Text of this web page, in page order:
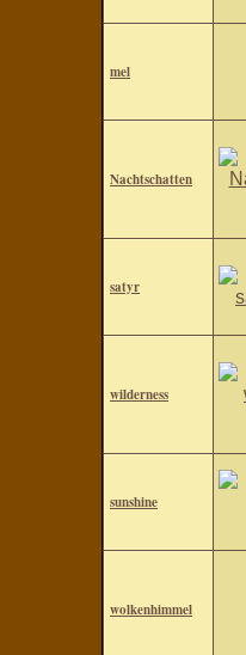
mel
Nachtschatten
satyr
wilderness
sunshine
wolkenhimmel